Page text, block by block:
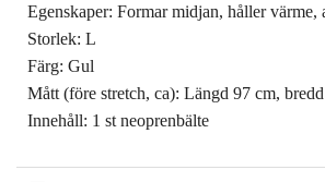
Egenskaper: Formar midjan, håller värme,
Storlek: L
Färg: Gul
Mått (före stretch, ca): Längd 97 cm,
Innehåll: 1 st neoprenbälte